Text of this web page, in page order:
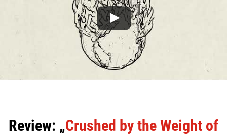
Review: „Crushed by the Weight of